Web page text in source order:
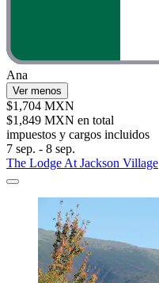
Ana
Ver menos
$1,704 MXN
$1,849 MXN en total
impuestos y cargos incluidos
7 sep. - 8 sep.
The Lodge At Jackson Village